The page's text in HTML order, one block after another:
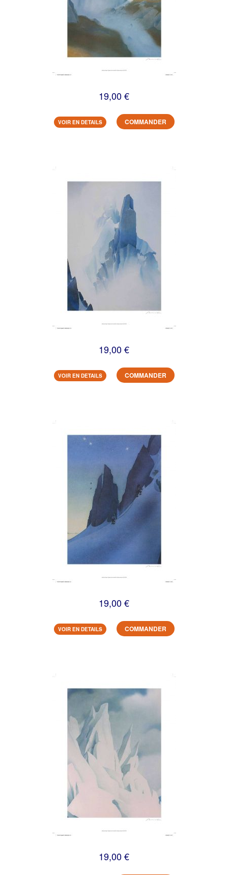
19,00 €
VOIR EN DETAILS COMMANDER
19,00 €
VOIR EN DETAILS COMMANDER
19,00 €
VOIR EN DETAILS COMMANDER
19,00 €